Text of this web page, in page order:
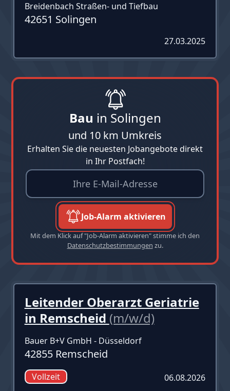
Breidenbach Straßen- und Tiefbau
42651 Solingen
27.03.2025
Bau in Solingen
und 10 km Umkreis
Erhalten Sie die neuesten Jobangebote direkt
in Ihr Postfach!
Job-Alarm aktivieren
Mit dem Klick auf "Job-Alarm aktivieren" stimme ich den
Datenschutzbestimmungen zu.
Leitender Oberarzt Geriatrie
in Remscheid (m/w/d)
Bauer B+V GmbH - Düsseldorf
42855 Remscheid
Vollzeit 06.08.2026